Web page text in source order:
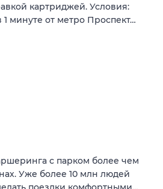
картриджей. Условия:
минуте от метро Проспект…
с парком более чем
Уже более 10 млн людей